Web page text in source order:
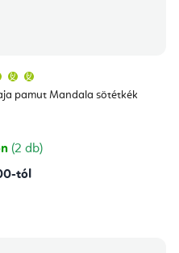
pamut Mandala sötétkék
átlagos
értékelése
csillag.
(2 db)
tól